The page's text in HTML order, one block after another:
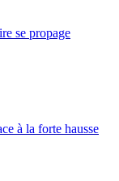
se propage
à la forte hausse